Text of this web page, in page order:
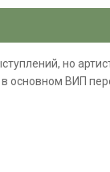
но
основном ВИП